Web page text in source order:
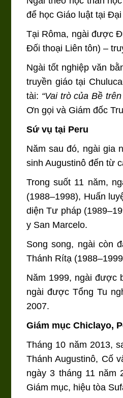
để học Giáo luật tại
Tại Rôma, ngài được
Đối thoại Liên tôn) –
Ngài tốt nghiệp văn
truyền giáo tại
tài: “Vai trò của Bề
Ơn gọi và Giám đốc
Sứ vụ tại Peru
Năm sau đó, ngài gia
sinh Augustinô đến từ
Trong suốt 11 năm,
(1988–1998), Huấn
diện Tư pháp
y San Marcelo.
Song song, ngài còn
Thánh Rítạ
Năm 1999, ngài được
ngài được Tổng Tu
2007.
Giám mục Chiclayo,
Tháng 10 năm 2013,
Thánh Augustinô, Cố
ngày 3 tháng 11 năm
Giám mục, hiệu tòa